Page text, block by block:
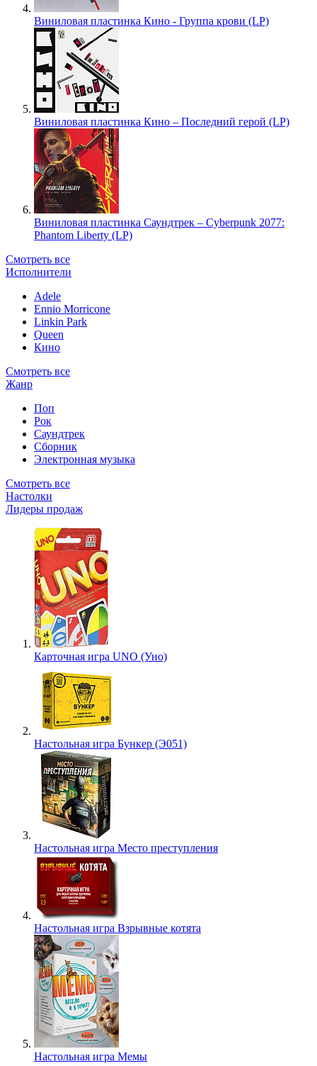
Виниловая пластинка Кино - Группа крови (LP)
Виниловая пластинка Кино – Последний герой (LP)
Виниловая пластинка Саундтрек – Cyberpunk 2077:
Phantom Liberty (LP)
Смотреть все
Исполнители
Adele
Ennio Morricone
Linkin Park
Queen
Кино
Смотреть все
Жанр
Поп
Рок
Саундтрек
Сборник
Электронная музыка
Смотреть все
Настолки
Лидеры продаж
Карточная игра UNO (Уно)
Настольная игра Бункер (Э051)
Настольная игра Место преступления
Настольная игра Взрывные котята
Настольная игра Мемы